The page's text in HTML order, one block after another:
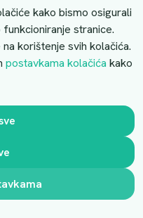
sustavom
kako bismo osigurali
stranice.
korištenje svih kolačića.
postavkama kolačića kako